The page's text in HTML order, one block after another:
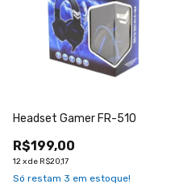
Headset Gamer FR-510
R$199,00
12xde R$20,17
Só restam 3 em estoque!